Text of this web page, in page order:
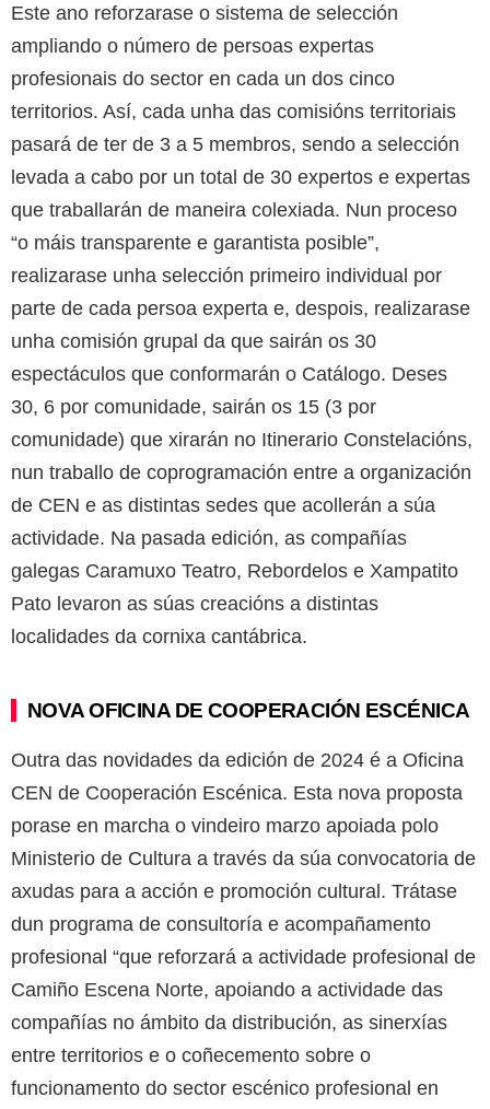
Este ano reforzarase o sistema de selección
ampliando o número de persoas expertas
profesionais do sector en cada un dos cinco
territorios. Así, cada unha das comisións territoriais
pasará de ter de 3 a 5 membros, sendo a selección
levada a cabo por un total de 30 expertos e expertas
que traballarán de maneira colexiada. Nun proceso
“o máis transparente e garantista posible”,
realizarase unha selección primeiro individual por
parte de cada persoa experta e, despois, realizarase
unha comisión grupal da que sairán os 30
espectáculos que conformarán o Catálogo. Deses
30, 6 por comunidade, sairán os 15 (3 por
comunidade) que xirarán no Itinerario Constelacións,
nun traballo de coprogramación entre a organización
de CEN e as distintas sedes que acollerán a súa
actividade. Na pasada edición, as compañías
galegas Caramuxo Teatro, Rebordelos e Xampatito
Pato levaron as súas creacións a distintas
localidades da cornixa cantábrica.
NOVA OFICINA DE COOPERACIÓN ESCÉNICA
Outra das novidades da edición de 2024 é a Oficina
CEN de Cooperación Escénica. Esta nova proposta
porase en marcha o vindeiro marzo apoiada polo
Ministerio de Cultura a través da súa convocatoria de
axudas para a acción e promoción cultural. Trátase
dun programa de consultoría e acompañamento
profesional “que reforzará a actividade profesional de
Camiño Escena Norte, apoiando a actividade das
compañías no ámbito da distribución, as sinerxías
entre territorios e o coñecemento sobre o
funcionamento do sector escénico profesional en